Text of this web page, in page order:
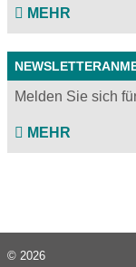
MEHR
Melden Sie sich
MEHR
© 2026